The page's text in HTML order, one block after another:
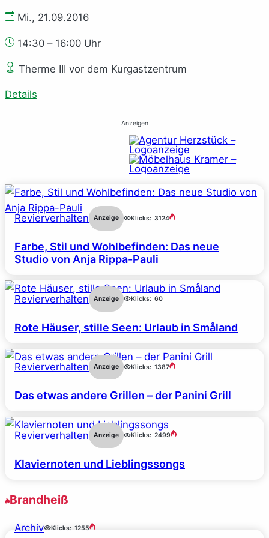
Mi., 21.09.2016
14:30 – 16:00 Uhr
Therme III vor dem Kurgastzentrum
Details
Anzeigen
Revierverhalten Anzeige Klicks: 3124
Farbe, Stil und Wohlbefinden: Das neue
Studio von Anja Rippa-Pauli
Revierverhalten Anzeige Klicks: 60
Rote Häuser, stille Seen: Urlaub in Småland
Revierverhalten Anzeige Klicks: 1387
Das etwas andere Grillen – der Panini Grill
Revierverhalten Anzeige Klicks: 2499
Klaviernoten und Lieblingssongs
Brandheiß
Archiv Klicks: 1255